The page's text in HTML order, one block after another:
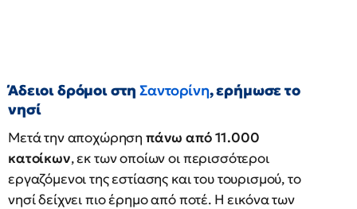
Άδειοι δρόμοι στηΣαντορίνη, ερήμωσε το
νησί
Μετά την αποχώρηση πάνω από 11.000
κατοίκων, εκ των οποίων οι περισσότεροι
εργαζόμενοι της εστίασης και του τουρισμού, το
νησί δείχνει πιο έρημο από ποτέ. Η εικόνα των